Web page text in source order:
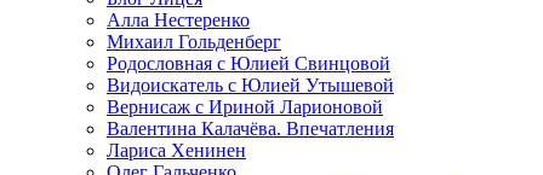
Алла Нестеренко
Михаил Гольденберг
Родословная с Юлией Свинцовой
Видоискатель с Юлией Утышевой
Вернисаж с Ириной Ларионовой
Валентина Калачёва. Впечатления
Лариса Хенинен